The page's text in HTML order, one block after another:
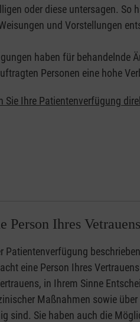
oder diese untersagen. So
und Vorstellungen
haben für behandelnde
Personen eine hohe
Sie Ihre Patientenverfügung
Ihres
Patientenverfügung
eine Person Ihres
in Ihrem Sinne
Maßnahmen sowie
sind. Sie haben auch die